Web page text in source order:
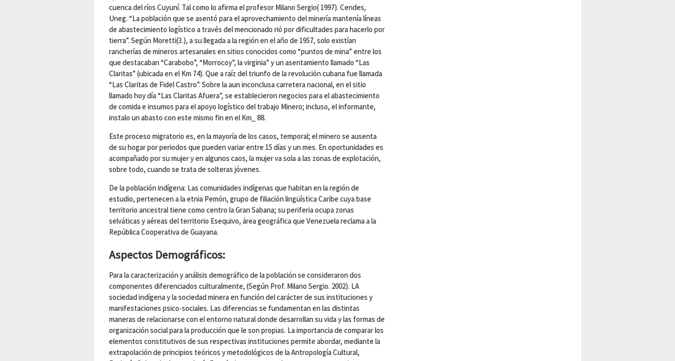
cuenca del ríos Cuyuní. Tal como lo afirma el profesor Milano Sergio( 1997). Cendes,
Uneg. “La población que se asentó para el aprovechamiento del minería mantenía líneas
de abastecimiento logístico a través del mencionado rió por dificultades para hacerlo por
tierra”. Según Moretti(3.), a su llegada a la región en el año de 1957, solo existían
rancherías de mineros artesanales en sitios conocidos como “puntos de mina” entre los
que destacaban “Carabobo”, “Morrocoy”, la virginia” y un asentamiento llamado “Las
Claritas” (ubicada en el Km 74). Que a raíz del triunfo de la revolución cubana fue llamada
“Las Claritas de Fidel Castro”. Sobre la aun inconclusa carretera nacional, en el sitio
llamado hoy día “Las Claritas Afuera”, se establecieron negocios para el abastecimiento
de comida e insumos para el apoyo logístico del trabajo Minero; incluso, el informante,
instalo un abasto con este mismo fin en el Km_ 88.
Este proceso migratorio es, en la mayoría de los casos, temporal; el minero se ausenta
de su hogar por periodos que pueden variar entre 15 días y un mes. En oportunidades es
acompañado por su mujer y en algunos caos, la mujer va sola a las zonas de explotación,
sobre todo, cuando se trata de solteras jóvenes.
De la población indígena: Las comunidades indígenas que habitan en la región de
estudio, pertenecen a la etnia Pemón, grupo de filiación lingüística Caribe cuya base
territorio ancestral tiene como centro la Gran Sabana; su periferia ocupa zonas
selváticas y aéreas del territorio Esequivo, área geográfica que Venezuela reclama a la
República Cooperativa de Guayana.
Aspectos Demográficos:
Para la caracterización y análisis demográfico de la población se consideraron dos
componentes diferenciados culturalmente, (Según Prof. Milano Sergio. 2002). LA
sociedad indígena y la sociedad minera en función del carácter de sus instituciones y
manifestaciones psico-sociales. Las diferencias se fundamentan en las distintas
maneras de relacionarse con el entorno natural donde desarrollan su vida y las formas de
organización social para la producción que le son propias. La importancia de comparar los
elementos constitutivos de sus respectivas instituciones permite abordar, mediante la
extrapolación de principios teóricos y metodológicos de la Antropología Cultural,